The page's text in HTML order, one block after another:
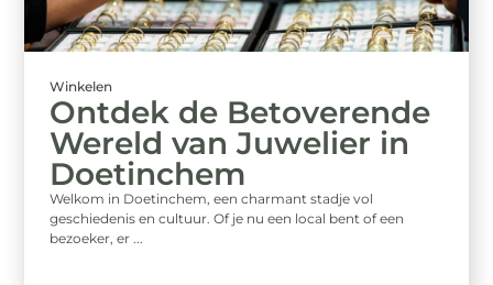
Winkelen
Ontdek de Betoverende
Wereld van Juwelier in
Doetinchem
Welkom in Doetinchem, een charmant stadje vol
geschiedenis en cultuur. Of je nu een local bent of een
bezoeker, er ...